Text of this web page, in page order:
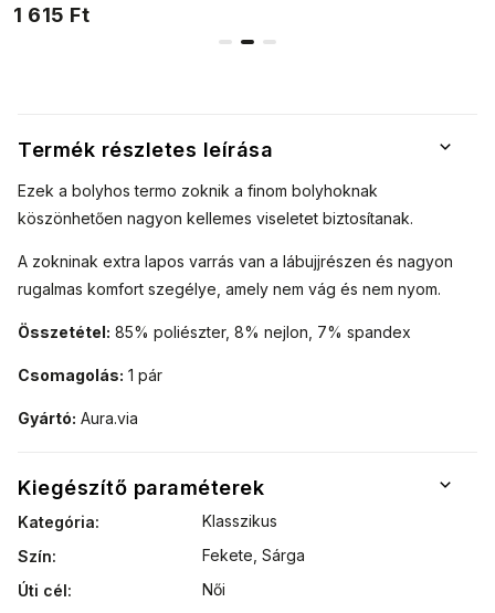
Termék részletes leírása
Ezek a bolyhos termo zoknik a finom bolyhoknak
köszönhetően nagyon kellemes viseletet biztosítanak.
A zokninak extra lapos varrás van a lábujjrészen és nagyon
rugalmas komfort szegélye, amely nem vág és nem nyom.
Összetétel: 85% poliészter, 8% nejlon, 7% spandex
Csomagolás: 1 pár
Gyártó: Aura.via
Kiegészítő paraméterek
Kategória:
Klasszikus
Szín:
Fekete, Sárga
Úti cél:
Női
1 615 Ft
zokni szabás.